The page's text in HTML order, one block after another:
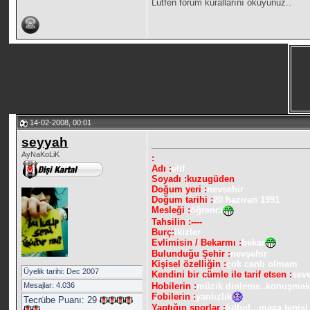
Lütfen forum kurallarını okuyunuz..
14-02-2008, 00:01
seyyah
AyNaKoLiK
Üyelik tarihi: Dec 2007
Mesajlar: 4.036
Tecrübe Puanı:29
:
Adı :elif
Soyadı :kuzugüden
Doğum yeri :nevsehir
Doğum tarihi :20 haziran 1991
Mesleği :öğrenci
Tahsilin :----
Burç:ikizler
Evlimisin / Bekarmı : bekar
Bulunduğu Şehir :nevşehir
Kişisel özelliğin :çok canlı olmam
Kendini bir cümle ile tarif etsen :
Hobilerin :müzik
Fobilerin :yanlızlık
Yaptığın sporlar : futboL..masa tenisi